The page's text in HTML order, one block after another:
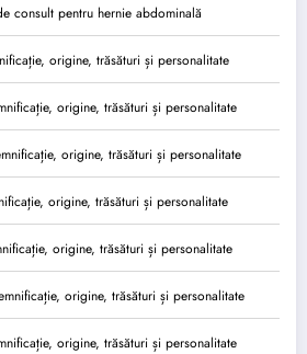
consult pentru hernie abdominală
origine, trăsături și personalitate
origine, trăsături și personalitate
origine, trăsături și personalitate
origine, trăsături și personalitate
origine, trăsături și personalitate
origine, trăsături și personalitate
origine, trăsături și personalitate